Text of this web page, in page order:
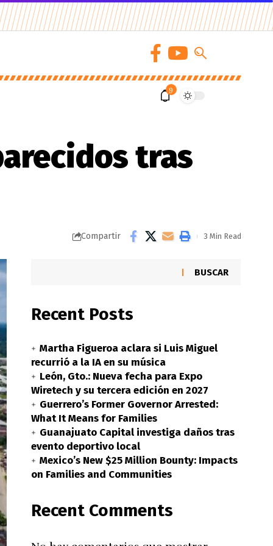
9
tras
Compartir 3 Min Read
BUSCAR
Recent Posts
Martha Figueroa aclara si Luis Miguel
recurrió a la IA en su música
León, Gto.: Nueva fecha para Expo
Wiretech y su tercera edición en 2027
Guerrero’s Former Governor Arrested:
What It Means for Families
Guanajuato Capital investiga daños tras
evento deportivo local
Mexico’s New $25 Million Bounty: Impacts
on Families and Communities
Recent Comments